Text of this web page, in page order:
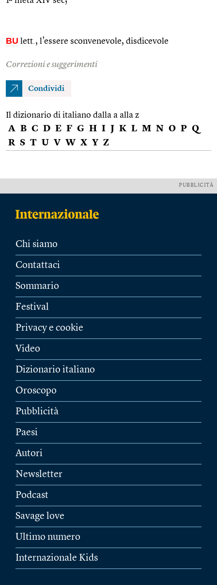
BU lett., l’essere sconvenevole, disdicevole
Correzioni e suggerimenti
Condividi
Il dizionario di italiano dalla a alla z
A B C D E F G H I J K L M N O P Q
R S T U V W X Y Z
PUBBLICITÀ
Chi siamo
Contattaci
Sommario
Festival
Privacy e cookie
Video
Dizionario italiano
Oroscopo
Pubblicità
Paesi
Autori
Newsletter
Podcast
Savage love
Ultimo numero
Internazionale Kids